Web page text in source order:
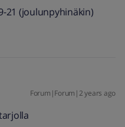
21 (joulunpyhinäkin)
Forum|Forum|2 years ago